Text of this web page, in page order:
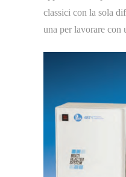
classici con la sola
una per lavorare con